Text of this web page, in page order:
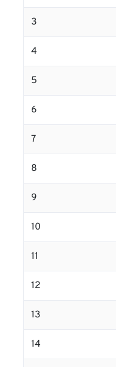
3
4
5
6
7
8
9
10
11
12
13
14